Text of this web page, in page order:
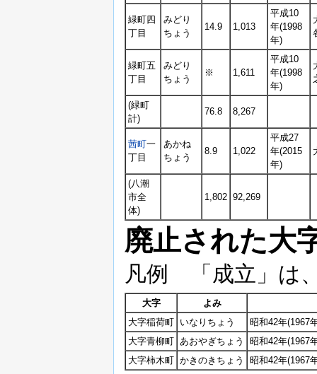
緑町四
丁目
みどり
ちょう
14.9 1,013
平成10
年(1998
年)
緑町五
丁目
みどり
ちょう
※ 1,611
平成10
年(1998
年)
(緑町
計)
76.8 8,267
茜町一
丁目
あかね
ちょう
8.9 1,022
平成27
年(2015
年)
(八潮
市全
体)
1,802 92,269
廃止された大
凡例 「成立」は
大字
よみ
大字稲荷町 いなりちょう
昭和42年(1967
大字青柳町 あおやぎちょう
昭和42年(1967
大字柿木町 かきのきちょう 昭和42年(1967